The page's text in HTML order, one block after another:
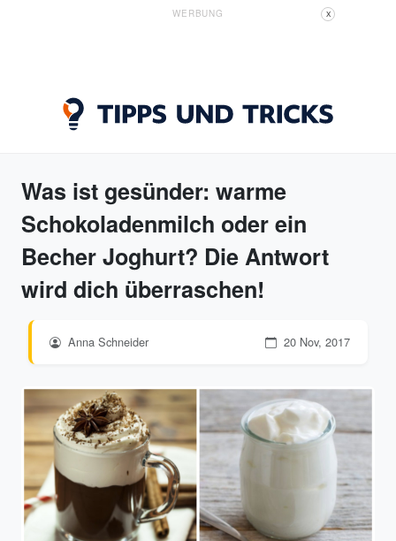
WERBUNG X
Was ist gesünder: warme
Schokoladenmilch oder ein
Becher Joghurt? Die Antwort
wird dich überraschen!
Anna Schneider 20 Nov, 2017